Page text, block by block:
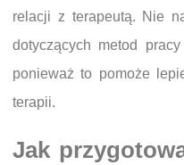
relacji z terapeutą. Nie
dotyczących metod
ponieważ to pomoże
terapii.
Jak